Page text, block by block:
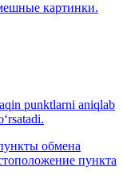
картинки.
punktlarni aniqlab
обмена
пункта